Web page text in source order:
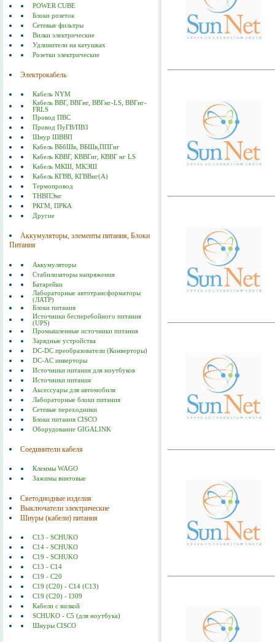
POWER CUBE
Блоки розеток
Сетевые фильтры
Вилки электрические
Удлинители на катушках
Розетки электрические
Электрокабель
Кабель NYM
Кабель ВВГ, ВВГнг, ВВГнг-LS, ВВГнг-
FRLS
Провод ПВС
Провод ПуГВ/ПВ3
Шнур ШВВП
Кабель ВБбШв, ВБШв,ППГнг
Кабель КВВГ, КВВГнг, КВВГ нг LS
Кабель МКШ, МКЭШ
Кабель КГВВ, КГВВнг(А)
Термопровод
ТНВПЭнг
РКГМ, ПРКА
Другие
Аккумуляторы, элементы питания, Блоки
Питания
Аккумуляторы
Стабилизаторы напряжения
Батарейки
Лабораторные автотрансформаторы
(ЛАТР)
Блоки питания
Источники бесперебойного питания
(UPS)
Промышленные источники питания
Зарядные устройства
DC-DC преобразователи (Конверторы)
DC-AC инверторы
Источники питания для ноутбуков
Источники питания
Аксессуары для автомобиля
Лабораторные блоки питания
Сетевые переходники
Блоки питания CISCO
Оборудование GIGALINK
Соединители кабеля
Клеммы WAGO
Зажимы винтовые
Светодиодные изделия
Выключатели электрические
Шнуры (кабели) питания
C13 - SCHUKO
C14 - SCHUKO
C19 - SCHUKO
C13 - C14
C19 - C20
C19 (С20) - C14 (С13)
C19 (C20) - I309
Кабели с вилкой
SCHUKO - C5 (для ноутбука)
Шнуры CISCO